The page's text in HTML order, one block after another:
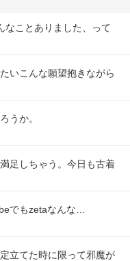
なことありました、って
いこんな願望抱きながら
うか。
足しちゃう。今日も古着
でもzetaなんな…
立てた時に限って邪魔が